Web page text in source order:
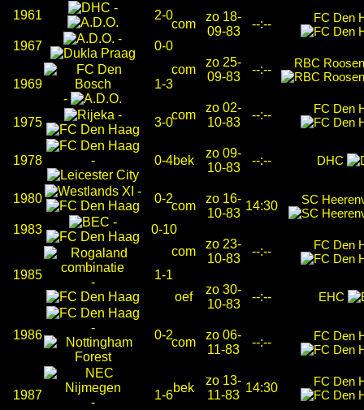
1961
-
2-0
1967
-
0-0
1969
-
1-3
1975
-
3-0
1978 - 0-4
1980
-
0-2
1983
-
0-10
1985
-
1-1
1986
-
0-2
1987
-
1-6
com
zo 18-
09-83
--:-- FC Den
com
zo 25-
09-83
--:-- RBC
com
zo 02-
10-83
--:-- FC Den
bek
zo 09-
10-83
--:-- DHC
com
zo 16-
10-83
14:30 SC
com
zo 23-
10-83
--:-- FC Den
oef
zo 30-
10-83
--:-- EHC
com
zo 06-
11-83
--:-- FC Den
bek
zo 13-
11-83
14:30 FC Den